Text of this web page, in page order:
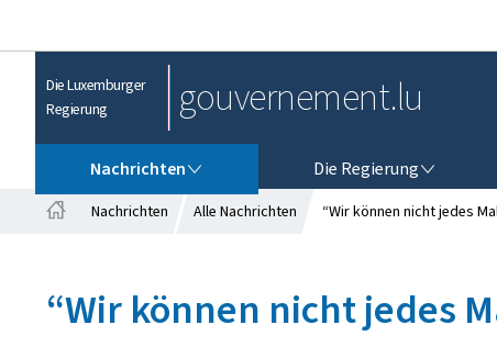
Die Luxemburger
Regierung
gouvernement.lu
Nachrichten Die Regierung
r
Nachrichten Alle Nachrichten “Wir können nicht jedes
“Wir können nicht jedes